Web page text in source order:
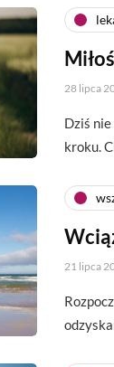
28 lipca
Dziś
kroku.
21 lipca